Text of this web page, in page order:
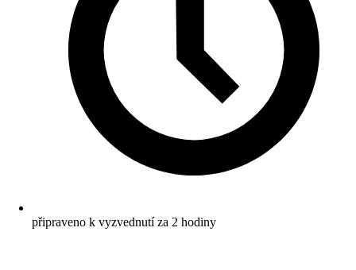
připraveno k vyzvednutí za 2 hodiny